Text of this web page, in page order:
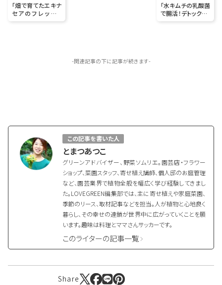
「畑で育てたエキナ
セアのフレッシュ
ハーブティー」編集
「水キムチの乳酸菌
で腸活！デトックス！
美肌を期待♪」編
-関連記事の下に記事が続きます-
この記事を書いた人
とまつあつこ
グリーンアドバイザー、野菜ソムリエ。園芸店・フラワー
ショップ、菜園スタッフ、寄せ植え講師、個人邸のお庭管理
など、園芸業界で植物全般を幅広く学び経験してきまし
た。LOVEGREEN編集部では、主に寄せ植えや家庭菜園、
季節のリース、取材記事などを担当。人が植物と心地良く
暮らし、その幸せの連鎖が世界中に広がっていくことを願
います。趣味は料理とママさんサッカーです。
このライターの記事一覧
Share